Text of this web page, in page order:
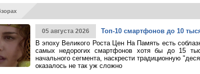
05 августа 2026
Топ-10 смартфонов до 10
В эпоху Великого Роста Цен На Память есть
самых недорогих смартфонов хотя бы до 15
начального сегмента, наскрести традиционную
оказалось не так уж сложно